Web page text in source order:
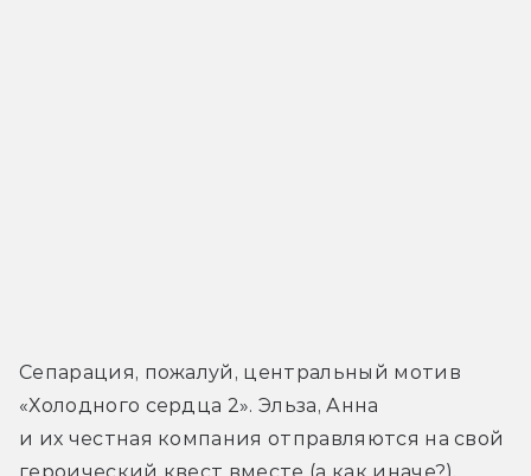
Сепарация, пожалуй, центральный мотив
«Холодного сердца 2». Эльза, Анна
и их честная компания отправляются на свой